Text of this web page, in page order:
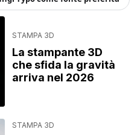
STAMPA 3D
La stampante 3D
che sfida la gravità
arriva nel 2026
STAMPA 3D